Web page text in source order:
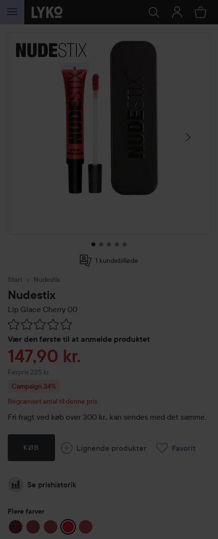
GÅ TIL INDHOLD
SPRING OVER SEKTIONEN
1 kundebillede
Start Nudestix
Nudestix
Lip Glace Cherry 00
Vær den første til at anmelde produktet
Gå til Anmeldelser & kommentarer
Tilbudspris
147,90 kr.
Førpris 225 kr.
Ordinarie pris 225 kr.
Campaign 34%
Begrænset antal til denne pris
Fri fragt ved køb over 300 kr., kan sendes med det samme.
KØB Lignende produkter Favorit
Se prishistorik
Flere farver